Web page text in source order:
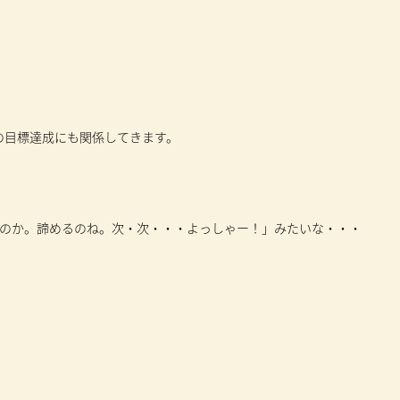
標達成にも関係してきます。
。諦めるのね。次・次・・・よっしゃー！」みたいな・・・